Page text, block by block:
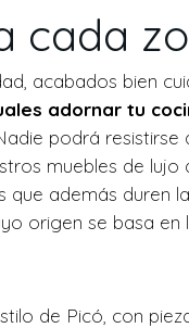
cada
acabados bien
adornar tu
podrá
muebles de
además duren
origen se basa
de Picó, con